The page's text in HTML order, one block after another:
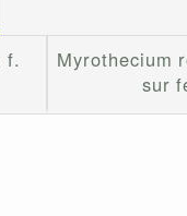
f.
Myrothecium
sur